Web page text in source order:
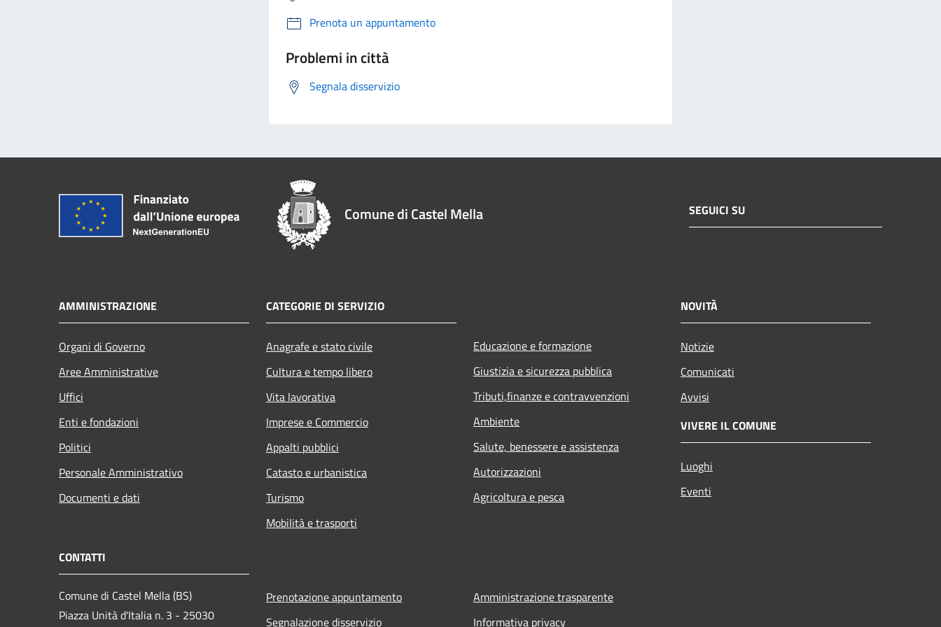
Prenota un appuntamento
Problemi in città
Segnala disservizio
Comune di Castel Mella SEGUICI SU
AMMINISTRAZIONE
Organi di Governo
Aree Amministrative
Uffici
Enti e fondazioni
Politici
Personale Amministrativo
Documenti e dati
CATEGORIE DI SERVIZIO
Anagrafe e stato civile
Cultura e tempo libero
Vita lavorativa
Imprese e Commercio
Appalti pubblici
Catasto e urbanistica
Turismo
Mobilità e trasporti
Educazione e formazione
Giustizia e sicurezza pubblica
Tributi,finanze e contravvenzioni
Ambiente
Salute, benessere e assistenza
Autorizzazioni
Agricoltura e pesca
NOVITÀ
Notizie
Comunicati
Avvisi
VIVERE IL COMUNE
Luoghi
Eventi
CONTATTI
Comune di Castel Mella (BS)
Piazza Unità d'Italia n. 3 - 25030
Prenotazione appuntamento
Segnalazione disservizio
Amministrazione trasparente
Informativa privacy